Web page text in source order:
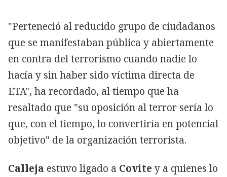
"Perteneció al reducido grupo de ciudadanos
que se manifestaban pública y abiertamente
en contra del terrorismo cuando nadie lo
hacía y sin haber sido víctima directa de
ETA", ha recordado, al tiempo que ha
resaltado que "su oposición al terror sería lo
que, con el tiempo, lo convertiría en potencial
objetivo" de la organización terrorista.
Calleja estuvo ligado a Covite y a quienes lo